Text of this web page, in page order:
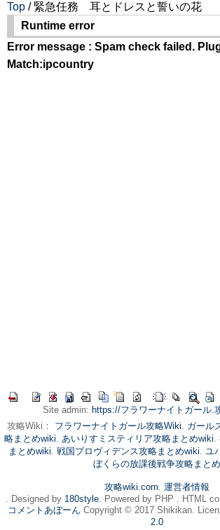
Top / 緊急任務 耳とドレスと誓いの花
Runtime error
Error message : Spam check failed.
Match:ipcountry
Site admin: https://フラワーナイトガール.
攻略Wiki： フラワーナイトガール攻略Wiki. ガール
略まとめwiki. あいりすミスティリア攻略まとめwiki.
まとめwiki. 戦国プロヴィデンス攻略まとめwiki. ユ
ぼくらの放課後戦争攻略まとめ
攻略wiki.com. 運営者情報
. Designed by 180style. Powered by PHP . HTML
コメントあぼーん Copyright © 2017 Shikikan.
2.0